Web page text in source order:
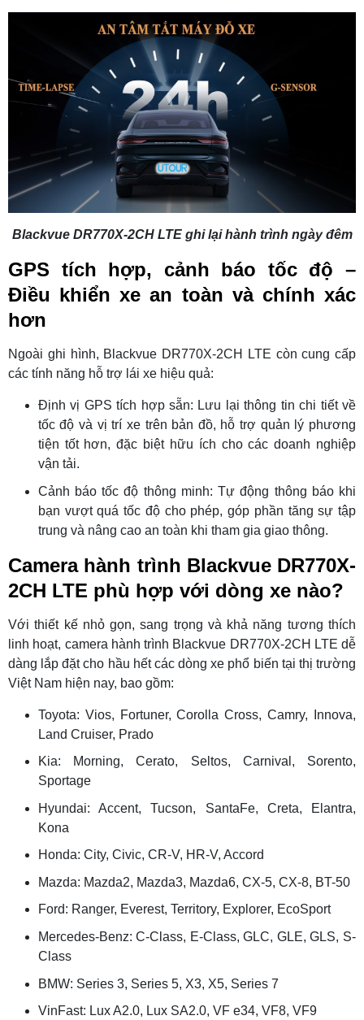
Blackvue DR770X-2CH LTE ghi lại hành trình ngày đêm
GPS tích hợp, cảnh báo tốc độ –
Điều khiển xe an toàn và chính xác
hơn
Ngoài ghi hình, Blackvue DR770X-2CH LTE còn cung cấp
các tính năng hỗ trợ lái xe hiệu quả:
Định vị GPS tích hợp sẵn: Lưu lại thông tin chi tiết về
tốc độ và vị trí xe trên bản đồ, hỗ trợ quản lý phương
tiện tốt hơn, đặc biệt hữu ích cho các doanh nghiệp
vận tải.
Cảnh báo tốc độ thông minh: Tự động thông báo khi
bạn vượt quá tốc độ cho phép, góp phần tăng sự tập
trung và nâng cao an toàn khi tham gia giao thông.
Camera hành trình Blackvue DR770X-
2CH LTE phù hợp với dòng xe nào?
Với thiết kế nhỏ gọn, sang trọng và khả năng tương thích
linh hoạt, camera hành trình Blackvue DR770X-2CH LTE dễ
dàng lắp đặt cho hầu hết các dòng xe phổ biến tại thị trường
Việt Nam hiện nay, bao gồm:
Toyota: Vios, Fortuner, Corolla Cross, Camry, Innova,
Land Cruiser, Prado
Kia: Morning, Cerato, Seltos, Carnival, Sorento,
Sportage
Hyundai: Accent, Tucson, SantaFe, Creta, Elantra,
Kona
Honda: City, Civic, CR-V, HR-V, Accord
Mazda: Mazda2, Mazda3, Mazda6, CX-5, CX-8, BT-50
Ford: Ranger, Everest, Territory, Explorer, EcoSport
Mercedes-Benz: C-Class, E-Class, GLC, GLE, GLS, S-
Class
BMW: Series 3, Series 5, X3, X5, Series 7
VinFast: Lux A2.0, Lux SA2.0, VF e34, VF8, VF9